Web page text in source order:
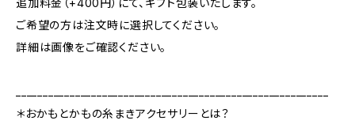
追加料金（+400円）にて、ギフト包装いたします。
ご希望の方は注文時に選択してください。
詳細は画像をご確認ください。
＊おかもとかもの糸まきアクセサリーとは？